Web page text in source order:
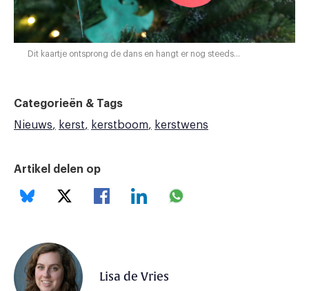
Dit kaartje ontsprong de dans en hangt er nog steeds…
Categorieën & Tags
Nieuws
kerst kerstboom kerstwens
Artikel delen op
Lisa de Vries